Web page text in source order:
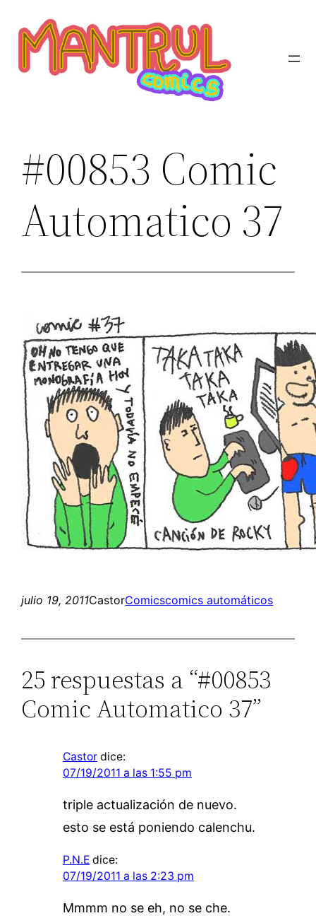
contenido
#00853 Comic
Automatico 37
julio 19, 2011CastorComicscomics automáticos
25 respuestas a “#00853
Comic Automatico 37”
Castor dice:
07/19/2011 a las 1:55 pm
triple actualización de nuevo.
esto se está poniendo calenchu.
P.N.E dice:
07/19/2011 a las 2:23 pm
Mmmm no se eh, no se che.